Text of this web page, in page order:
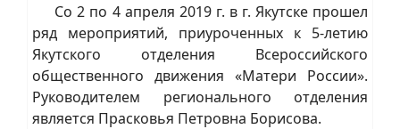
Со 2 по 4 апреля 2019 г. в г. Якутске прошел
ряд мероприятий, приуроченных к 5-летию
Якутского отделения Всероссийского
общественного движения «Матери России».
Руководителем регионального отделения
является Прасковья Петровна Борисова.